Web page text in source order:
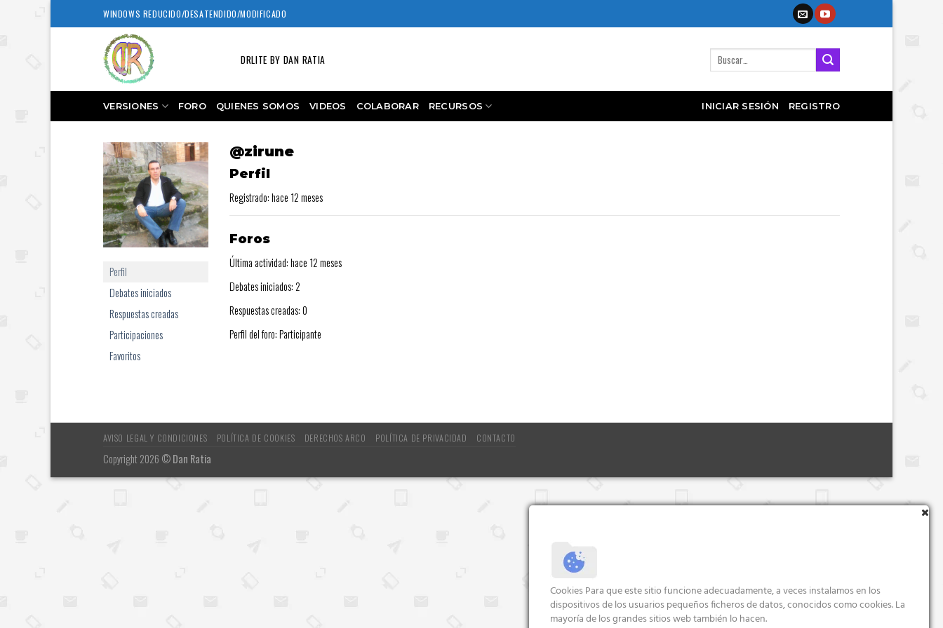
to
WINDOWS REDUCIDO/DESATENDIDO/MODIFICADO
DRLITE BY DAN RATIA
Buscar
por:
VERSIONES FORO QUIENES SOMOS VIDEOS COLABORAR RECURSOS INICIAR SESIÓN REGISTRO
Perfil
Debates iniciados
Respuestas creadas
Participaciones
Favoritos
@zirune
Perfil
Registrado: hace 12 meses
Foros
Última actividad: hace 12 meses
Debates iniciados: 2
Respuestas creadas: 0
Perfil del foro: Participante
AVISO LEGAL Y CONDICIONES POLÍTICA DE COOKIES DERECHOS ARCO POLÍTICA DE PRIVACIDAD CONTACTO
Copyright 2026 ©Dan Ratia
Cookies Para que este sitio funcione adecuadamente, a veces instalamos en los
dispositivos de los usuarios pequeños ficheros de datos, conocidos como cookies. La
mayoría de los grandes sitios web también lo hacen.